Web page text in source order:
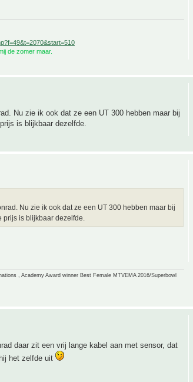
de zomer maar.
Nu zie ik ook dat ze een UT 300 hebben maar bij
is blijkbaar dezelfde.
Nu zie ik ook dat ze een UT 300 hebben maar bij
prijs is blijkbaar dezelfde.
, Academy Award winner Best Female MTVEMA 2016/Superbowl
daar zit een vrij lange kabel aan met sensor, dat
het zelfde uit